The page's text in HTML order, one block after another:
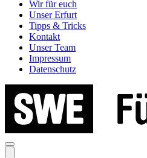
Wir für euch
Unser Erfurt
Tipps & Tricks
Kontakt
Unser Team
Impressum
Datenschutz